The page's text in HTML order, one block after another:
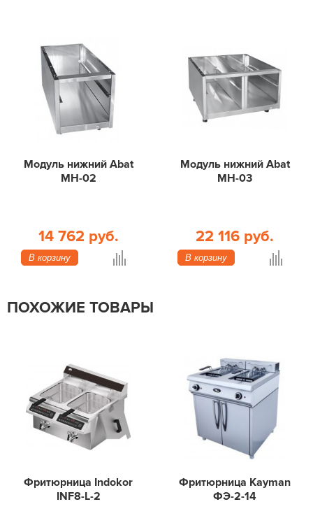
Модуль нижний Abat
МН-02
14 762 руб.
В корзину
Модуль нижний Abat
МН-03
22 116 руб.
В корзину
ПОХОЖИЕ ТОВАРЫ
Фритюрница Indokor
INF8-L-2
Фритюрница Kayman
ФЭ-2-14